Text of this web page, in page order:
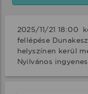
2025/11/21 18:00
fellépése
helyszínen kerül
Nyilvános